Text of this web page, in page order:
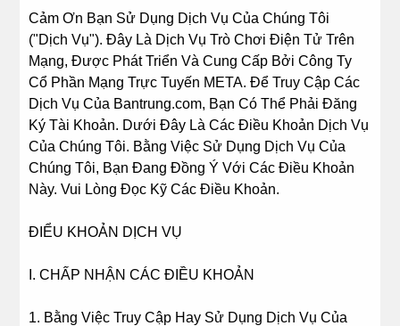
Cảm Ơn Bạn Sử Dụng Dịch Vụ Của Chúng Tôi
("Dịch Vụ"). Đây Là Dịch Vụ Trò Chơi Điện Tử Trên
Mạng, Được Phát Triển Và Cung Cấp Bởi Công Ty
Cổ Phần Mạng Trực Tuyến META. Để Truy Cập Các
Dịch Vụ Của Bantrung.com, Bạn Có Thể Phải Đăng
Ký Tài Khoản. Dưới Đây Là Các Điều Khoản Dịch Vụ
Của Chúng Tôi. Bằng Việc Sử Dụng Dịch Vụ Của
Chúng Tôi, Bạn Đang Đồng Ý Với Các Điều Khoản
Này. Vui Lòng Đọc Kỹ Các Điều Khoản.
ĐIỂU KHOẢN DỊCH VỤ
I. CHẤP NHẬN CÁC ĐIỀU KHOẢN
1. Bằng Việc Truy Cập Hay Sử Dụng Dịch Vụ Của